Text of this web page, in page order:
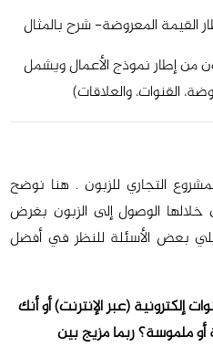
القيمة المعروضة- شرح بالمثال
من إطار نموذج الأعمال ويشمل
القنوات، والعلاقات)
التجاري للزبون . هنا نوضح
خلالها الوصول إلى الزبون بغرض
بعض الأسئلة للنظر في أفضل
إلكترونية (عبر الإنترنت) أو أنك
ملموسة؟ ربما مزيج بين